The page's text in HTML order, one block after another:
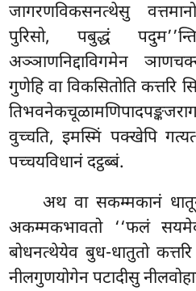
जागरणविकसनत्थेसु
पुरिसो, पबुद्धं
अञ्ञाणनिद्दाविगमेन
गुणेहि वा विकसितोति कत्तरि
वुच्चति, इमस्मिं पक्खेपि
पच्चयविधानं दट्ठब्बं.
अथ वा सकम्मकानं
अकम्मकभावतो ‘‘फलं
बोधनत्थेयेव बुध-धातुतो
नीलगुणयोगेन पटादीसु